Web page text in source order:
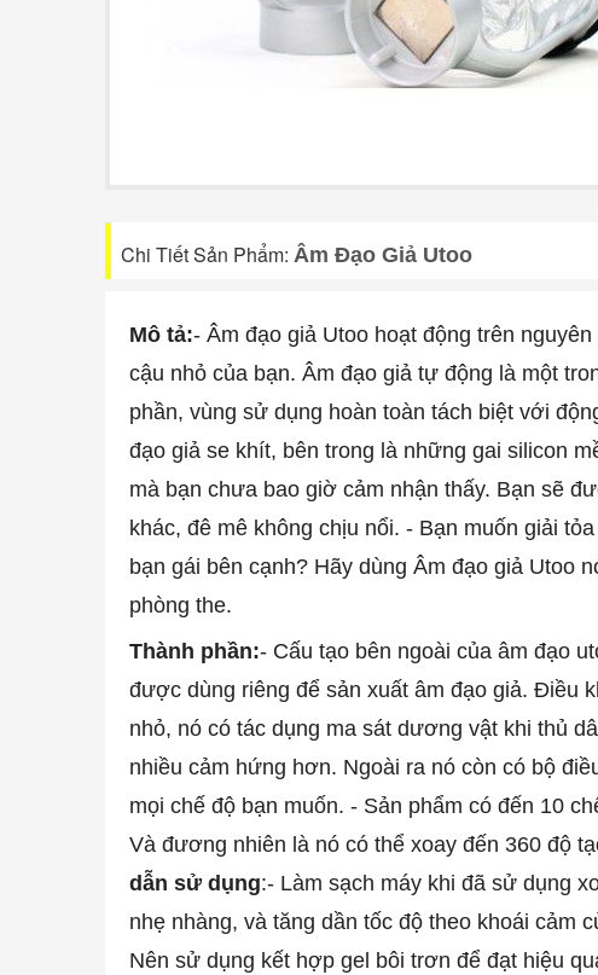
Chi Tiết Sản Phẩm: Âm Đạo Giả Utoo
Mô tả:- Âm đạo giả Utoo hoạt động trên
cậu nhỏ của bạn. Âm đạo giả tự động là một
phần, vùng sử dụng hoàn toàn tách biệt với
đạo giả se khít, bên trong là những gai silicon
mà bạn chưa bao giờ cảm nhận thấy. Bạn sẽ
khác, đê mê không chịu nổi. - Bạn muốn giải
bạn gái bên cạnh? Hãy dùng Âm đạo giả Utoo
phòng the.
Thành phần:- Cấu tạo bên ngoài của âm đạo
được dùng riêng để sản xuất âm đạo giả. Điều
nhỏ, nó có tác dụng ma sát dương vật khi thủ
nhiều cảm hứng hơn. Ngoài ra nó còn có bộ
mọi chế độ bạn muốn. - Sản phẩm có đến 10
Và đương nhiên là nó có thể xoay đến 360 độ
dẫn sử dụng:- Làm sạch máy khi đã sử dụng
nhẹ nhàng, và tăng dần tốc độ theo khoái cảm
Nên sử dụng kết hợp gel bôi trơn để đạt hiệu